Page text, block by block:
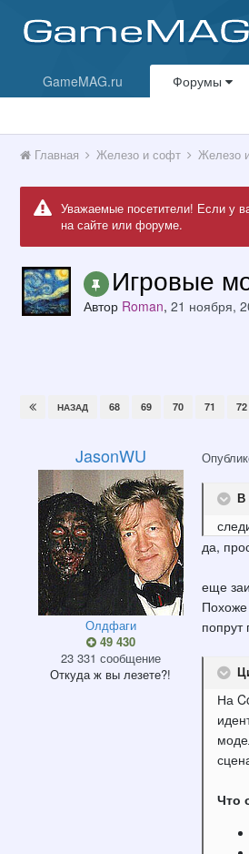
GameMAG.ru Форумы
Главная Железо и софт Железо
Уважаемые посетители! Если у
на сайте или форуме.
Игровые
Автор Roman, 21 ноября,
НАЗАД 68 69 70 71 72
JasonWU
Олдфаги
49 430
23 331 сообщение
Откудаж вы лезете?!
В
да,
еще
попрут
На
Что